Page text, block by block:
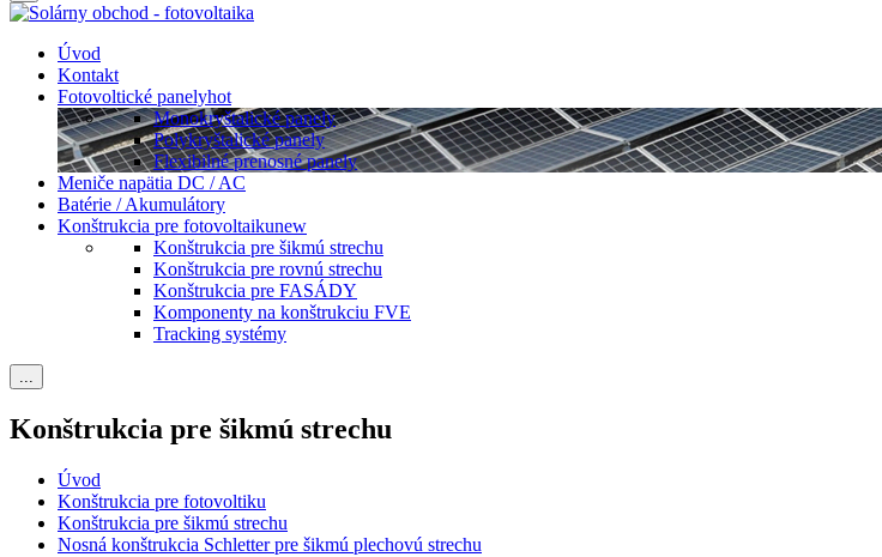
Úvod
Kontakt
Fotovoltické panelyhot
Monokryštalické panely
Polykryštalické panely
Flexibilné prenosné panely
Meniče napätia DC / AC
Batérie / Akumulátory
Konštrukcia pre fotovoltaikunew
Konštrukcia pre šikmú strechu
Konštrukcia pre rovnú strechu
Konštrukcia pre FASÁDY
Komponenty na konštrukciu FVE
Tracking systémy
...
Konštrukcia pre šikmú strechu
Úvod
Konštrukcia pre fotovoltiku
Konštrukcia pre šikmú strechu
Nosná konštrukcia Schletter pre šikmú plechovú strechu